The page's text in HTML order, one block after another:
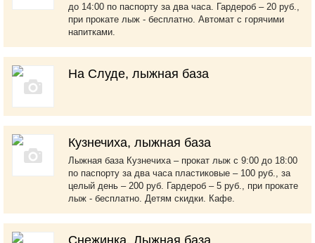
до 14:00 по паспорту за два часа. Гардероб – 20 руб.,
при прокате лыж - бесплатно. Автомат с горячими
напитками.
На Слуде, лыжная база
Кузнечиха, лыжная база
Лыжная база Кузнечиха – прокат лыж с 9:00 до 18:00
по паспорту за два часа пластиковые – 100 руб., за
целый день – 200 руб. Гардероб – 5 руб., при прокате
лыж - бесплатно. Детям скидки. Кафе.
Снежинка, Лыжная база